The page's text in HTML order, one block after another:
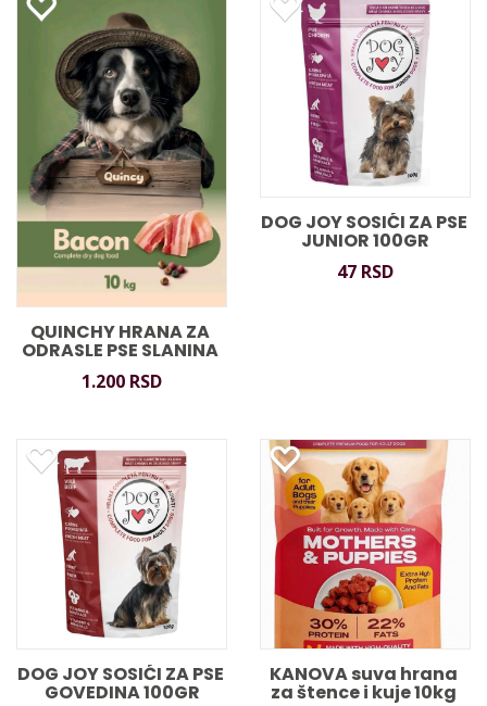
QUINCHY HRANA ZA
ODRASLE PSE SLANINA
10KG
1.200 RSD
DOG JOY SOSIĆI ZA PSE
JUNIOR 100GR
47 RSD
DOG JOY SOSIĆI ZA PSE
GOVEDINA 100GR
KANOVA suva hrana
za štence i kuje 10kg